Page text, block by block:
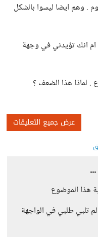
. وهم ايضا ليسوا بالشكل
انك تؤيدني في وجهة
لماذا هذا الضعف ؟
عرض جميع التعليقات
هذا الموضوع
تلبي طلبي في الواجهة